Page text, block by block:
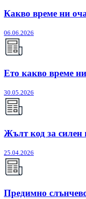
Какво време ни
06.06.2026
Ето какво време
30.05.2026
Жълт код за силен
25.04.2026
Предимно